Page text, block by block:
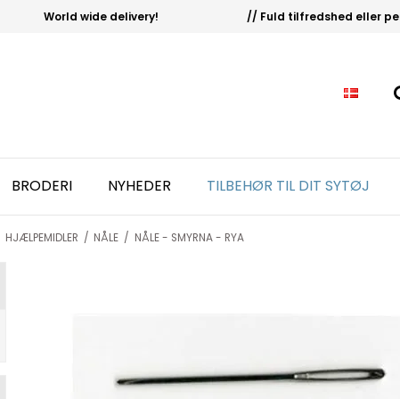
World wide delivery! // Fuld tilfredshed eller
BRODERI NYHEDER TILBEHØR TIL DIT SYTØJ
HJÆLPEMIDLER / NÅLE / NÅLE - SMYRNA - RYA